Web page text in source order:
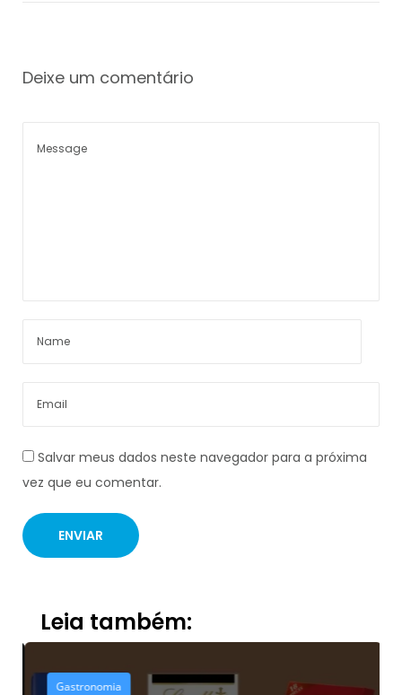
Deixe um comentário
Salvar meus dados neste navegador para a próxima
vez que eu comentar.
Leia também:
Gastronomia